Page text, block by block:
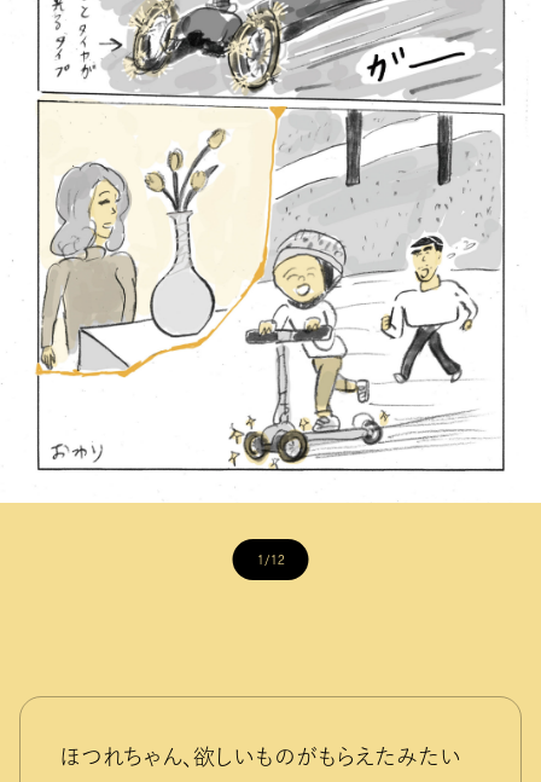
1/12
ほつれちゃん、欲しいものがもらえたみたい